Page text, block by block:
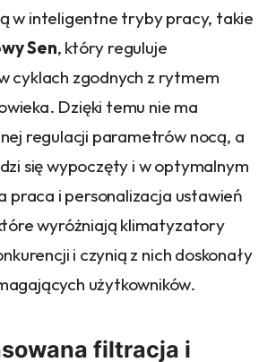
w inteligentne tryby pracy, takie
Sen, który reguluje
cyklach zgodnych z rytmem
Dzięki temu nie ma
regulacji parametrów nocą, a
się wypoczęty i w optymalnym
praca i personalizacja ustawień
wyróżniają klimatyzatory
i czynią z nich doskonały
użytkowników.
filtracja i